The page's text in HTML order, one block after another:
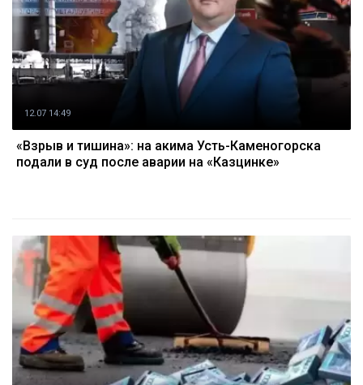
12.07 14:49
«Взрыв и тишина»: на акима Усть-Каменогорска
подали в суд после аварии на «Казцинке»